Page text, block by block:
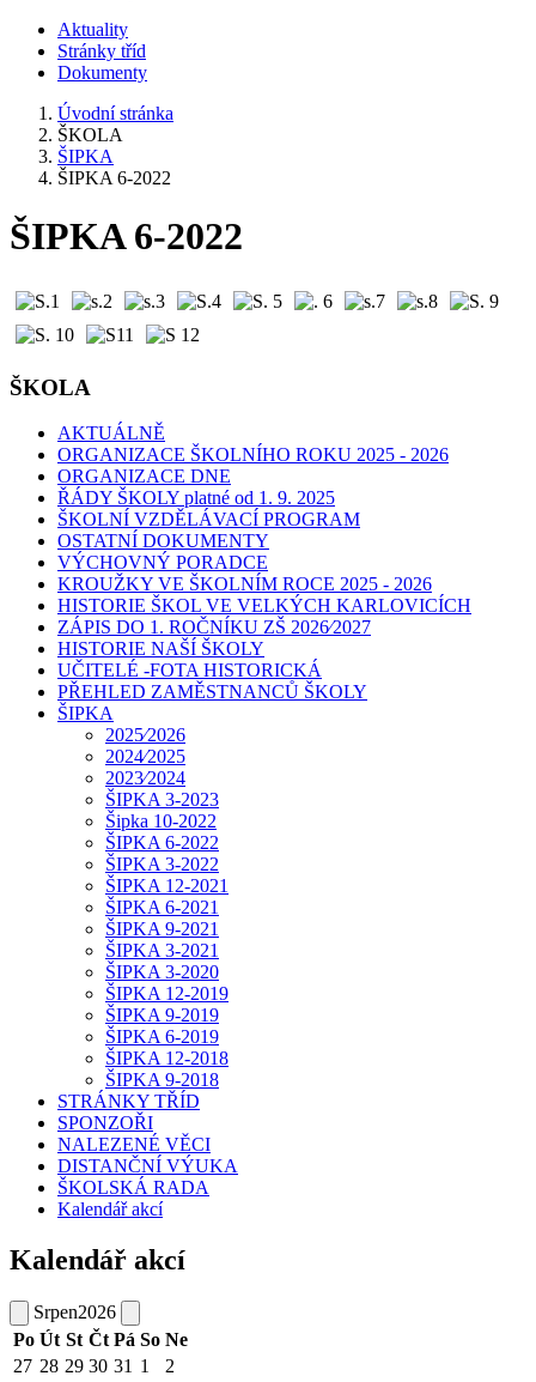
Aktuality
Stránky tříd
Dokumenty
Úvodní stránka
ŠKOLA
ŠIPKA
ŠIPKA 6-2022
ŠIPKA 6-2022
ŠKOLA
AKTUÁLNĚ
ORGANIZACE ŠKOLNÍHO ROKU 2025 - 2026
ORGANIZACE DNE
ŘÁDY ŠKOLY platné od 1. 9. 2025
ŠKOLNÍ VZDĚLÁVACÍ PROGRAM
OSTATNÍ DOKUMENTY
VÝCHOVNÝ PORADCE
KROUŽKY VE ŠKOLNÍM ROCE 2025 - 2026
HISTORIE ŠKOL VE VELKÝCH KARLOVICÍCH
ZÁPIS DO 1. ROČNÍKU ZŠ 2026⁄2027
HISTORIE NAŠÍ ŠKOLY
UČITELÉ -FOTA HISTORICKÁ
PŘEHLED ZAMĚSTNANCŮ ŠKOLY
ŠIPKA
2025⁄2026
2024⁄2025
2023⁄2024
ŠIPKA 3-2023
Šipka 10-2022
ŠIPKA 6-2022
ŠIPKA 3-2022
ŠIPKA 12-2021
ŠIPKA 6-2021
ŠIPKA 9-2021
ŠIPKA 3-2021
ŠIPKA 3-2020
ŠIPKA 12-2019
ŠIPKA 9-2019
ŠIPKA 6-2019
ŠIPKA 12-2018
ŠIPKA 9-2018
STRÁNKY TŘÍD
SPONZOŘI
NALEZENÉ VĚCI
DISTANČNÍ VÝUKA
ŠKOLSKÁ RADA
Kalendář akcí
Kalendář akcí
Srpen2026
Po Út St Čt Pá So Ne
27 28 29 30 31 1 2